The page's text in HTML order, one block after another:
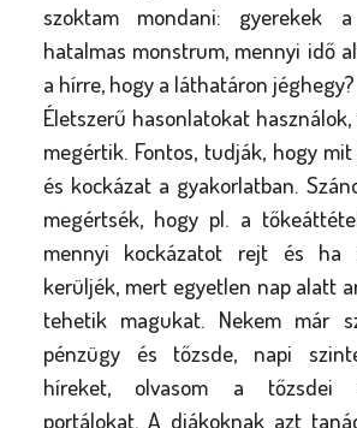
szoktam mondani: gyerekek
hatalmas monstrum, mennyi idő
a hírre, hogy a láthatáron jéghegy?
Életszerű hasonlatokat
megértik. Fontos, tudják, hogy
és kockázat a gyakorlatban.
megértsék, hogy pl. a
mennyi kockázatot rejt és ha
kerüljék, mert egyetlen nap alatt
tehetik magukat. Nekem már
pénzügy és tőzsde, napi
híreket, olvasom a tőzsdei
portálokat. A diákoknak azt